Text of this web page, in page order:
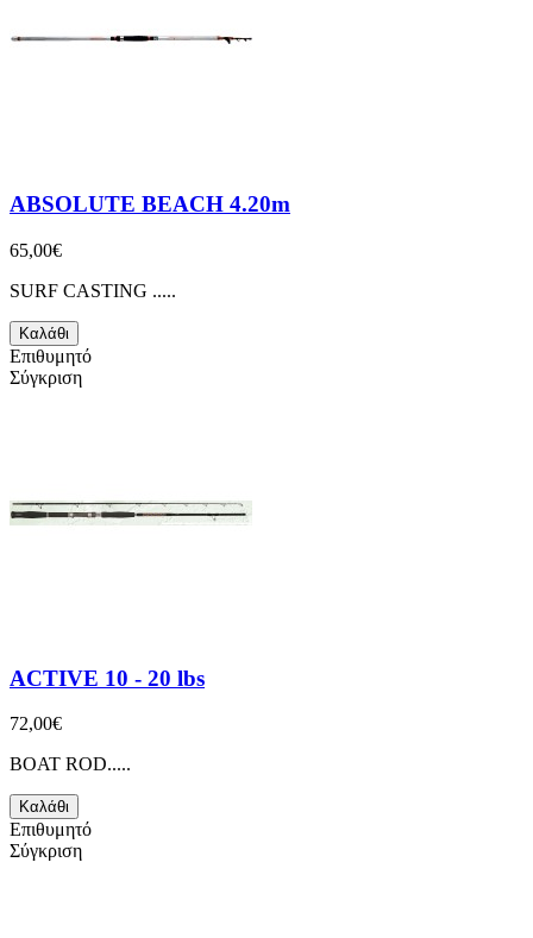
ABSOLUTE BEACH 4.20m
65,00€
SURF CASTING .....
Καλάθι
Επιθυμητό
Σύγκριση
ACTIVE 10 - 20 lbs
72,00€
BOAT ROD.....
Καλάθι
Επιθυμητό
Σύγκριση